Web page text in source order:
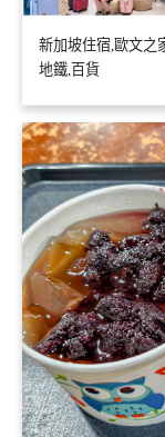
新加坡住宿,歐文之
地鐵,百貨